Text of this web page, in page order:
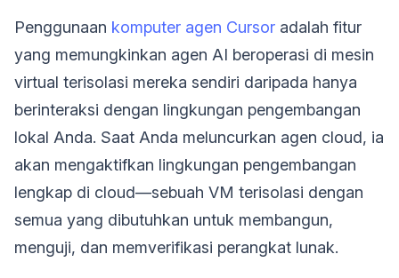
Penggunaan komputer agen Cursor adalah fitur
yang memungkinkan agen AI beroperasi di mesin
virtual terisolasi mereka sendiri daripada hanya
berinteraksi dengan lingkungan pengembangan
lokal Anda. Saat Anda meluncurkan agen cloud, ia
akan mengaktifkan lingkungan pengembangan
lengkap di cloud—sebuah VM terisolasi dengan
semua yang dibutuhkan untuk membangun,
menguji, dan memverifikasi perangkat lunak.